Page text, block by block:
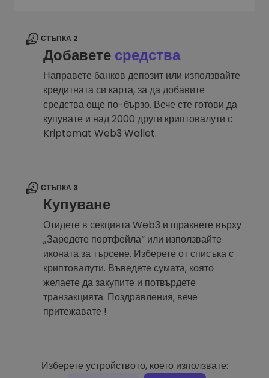
СТЪПКА 2
Добавете средства
Направете банков депозит или използвайте
кредитната си карта, за да добавите
средства още по-бързо. Вече сте готови да
купувате и над 2000 други криптовалути с
Kriptomat Web3 Wallet.
СТЪПКА 3
Купуване
Отидете в секцията Web3 и щракнете върху
„Заредете портфейла“ или използвайте
иконата за търсене. Изберете от списъка с
криптовалути. Въведете сумата, която
желаете да закупите и потвърдете
транзакцията. Поздравления, вече
притежавате !
Изберете устройството, което използвате: